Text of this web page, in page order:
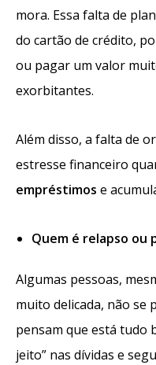
mora. Essa falta de
do cartão de crédito,
ou pagar um valor
exorbitantes.
Além disso, a falta de
estresse financeiro
empréstimos e
Quem é relapso ou
Algumas pessoas,
muito delicada, não se
pensam que está tudo
jeito” nas dívidas e